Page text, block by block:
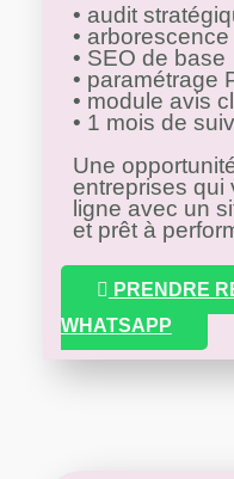
• audit
• arborescence
• SEO de base
• paramétrage
• module avis
• 1 mois de
Une
entreprises qui
ligne avec un
et prêt à
PRENDRE
WHATSAPP